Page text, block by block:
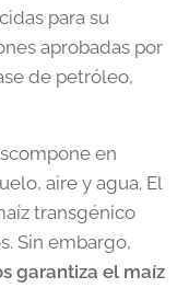
para su
aprobadas por
de petróleo,
en
aire y agua. El
transgénico
Sin embargo,
garantiza el maíz